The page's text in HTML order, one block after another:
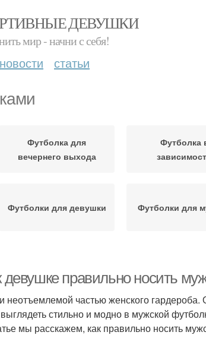
ДЕВУШКИ
мир - начни с себя!
новости статьи
Футболка для
вечернего выхода
Футболка
Футболки для девушки Футболки для
правильно носить
неотъемлемой частью женского
стильно и модно в мужской
мы расскажем, как правильно носить